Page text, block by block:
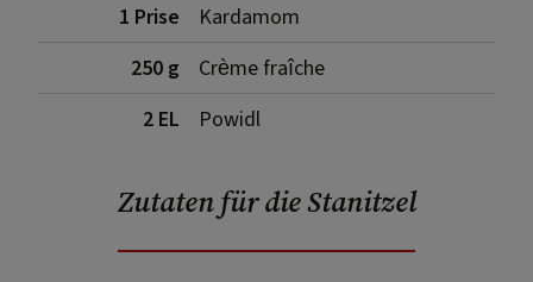
1 Prise
Kardamom
250 g
Crème fraîche
2 EL
Powidl
Zutaten für die Stanitzel